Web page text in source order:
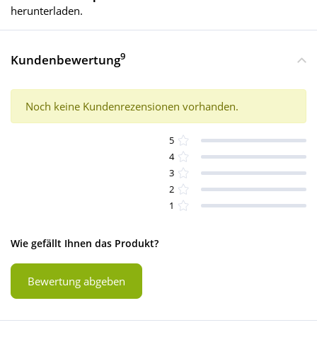
herunterladen.
Kundenbewertung9
Noch keine Kundenrezensionen vorhanden.
5
4
3
2
1
Wie gefällt Ihnen das Produkt?
Bewertung abgeben